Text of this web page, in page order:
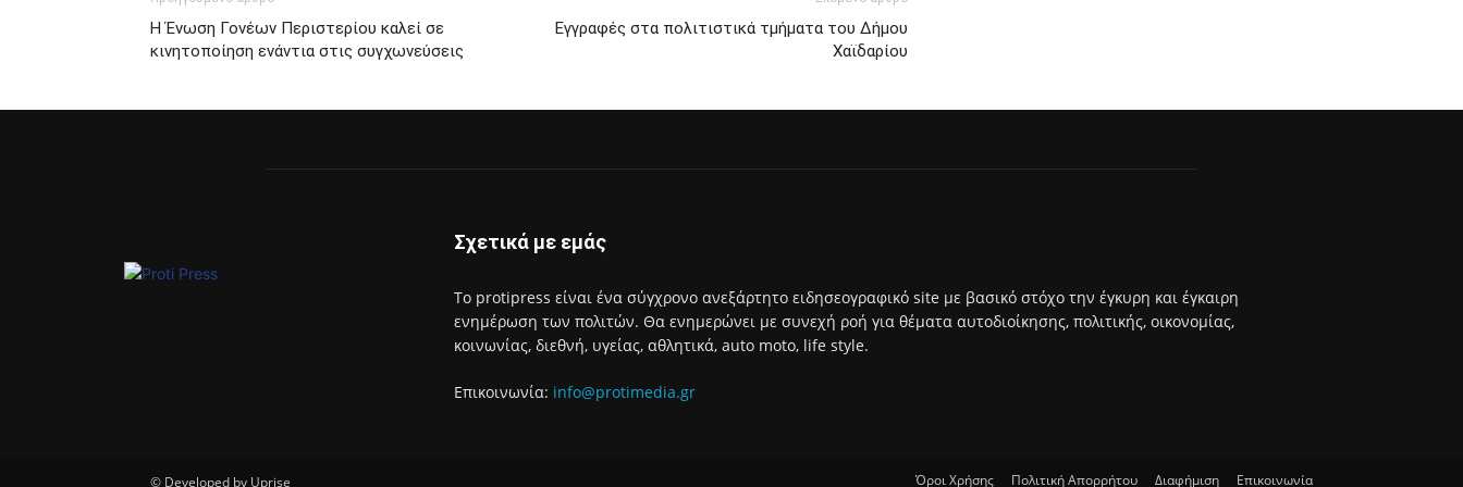
Η Ένωση Γονέων Περιστερίου καλεί σε
κινητοποίηση ενάντια στις συγχωνεύσεις
Εγγραφές στα πολιτιστικά τμήματα του Δήμου
Χαϊδαρίου
Σχετικά με εμάς
Το protipress είναι ένα σύγχρονο ανεξάρτητο ειδησεογραφικό site με βασικό στόχο την έγκυρη και έγκαιρη
ενημέρωση των πολιτών. Θα ενημερώνει με συνεχή ροή για θέματα αυτοδιοίκησης, πολιτικής, οικονομίας,
κοινωνίας, διεθνή, υγείας, αθλητικά, auto moto, life style.
Επικοινωνία: info@protimedia.gr
© Developed by Uprise Όροι Χρήσης Πολιτική Απορρήτου Διαφήμιση Επικοινωνία